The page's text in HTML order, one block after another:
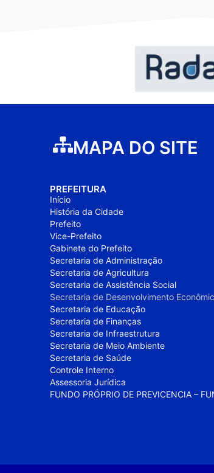
MAPA DO SITE
PREFEITURA
Início
História da Cidade
Prefeito
Vice-Prefeito
Gabinete do Prefeito
Secretaria de Administração
Secretaria de Agricultura
Secretaria de Assistência Social
Secretaria de Desenvolvimento
Secretaria de Educação
Secretaria de Finanças
Secretaria de Infraestrutura
Secretaria de Meio Ambiente
Secretaria de Saúde
Controle Interno
Assessoria Jurídica
FUNDO PRÓPRIO DE PREVICENCIA –